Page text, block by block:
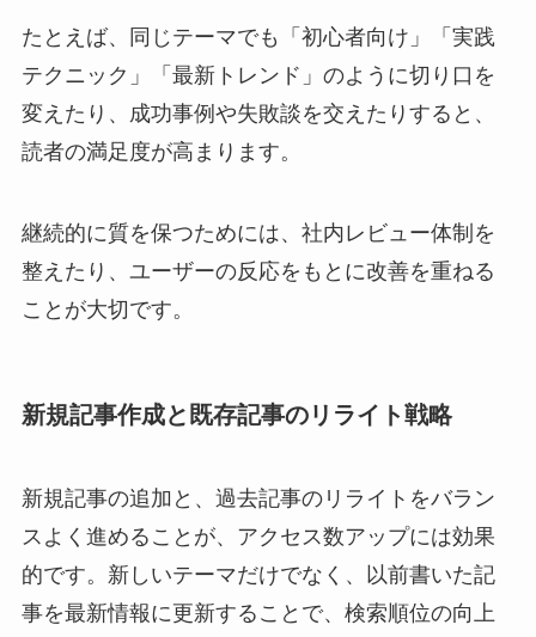
たとえば、同じテーマでも「初心者向け」「実践
テクニック」「最新トレンド」のように切り口を
変えたり、成功事例や失敗談を交えたりすると、
読者の満足度が高まります。
継続的に質を保つためには、社内レビュー体制を
整えたり、ユーザーの反応をもとに改善を重ねる
ことが大切です。
新規記事作成と既存記事のリライト戦略
新規記事の追加と、過去記事のリライトをバラン
スよく進めることが、アクセス数アップには効果
的です。新しいテーマだけでなく、以前書いた記
事を最新情報に更新することで、検索順位の向上